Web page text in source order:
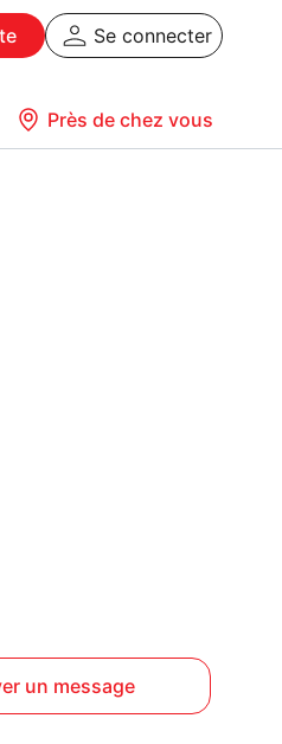
Se connecter
Près de chez vous
un message